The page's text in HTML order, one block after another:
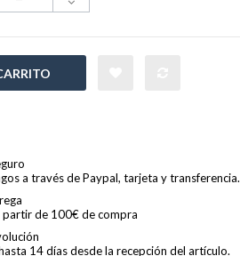
a través de Paypal, tarjeta y transferencia.
partir de 100€ de compra
14 días desde la recepción del artículo.